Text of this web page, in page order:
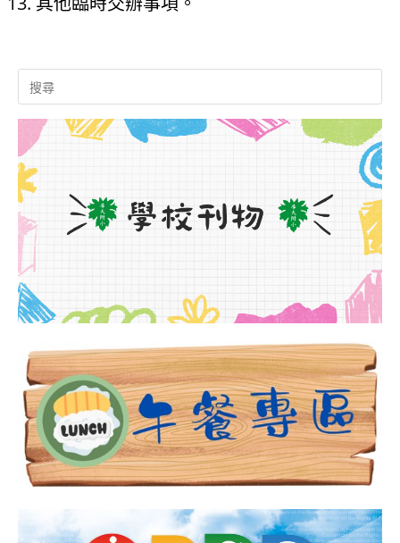
Search
for: